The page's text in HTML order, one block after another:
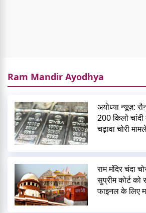
Ram Mandir Ayodhya
अयोध्या न्यूज़:
200 किलो चांदी
चढ़ावा चोरी
राम मंदिर चंदा
सुप्रीम कोर्ट को
फाइनल के लिए